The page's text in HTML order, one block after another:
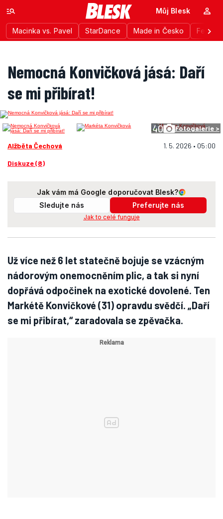
Macinka vs. Pavel StarDance Made in Česko
Můj Blesk
Nemocná Konvičková jásá: Daří
se mi přibírat!
40 Fotogalerie >
Alžběta Čechová 1. 5. 2026 • 05:00
Diskuze (8)
Jak vám má Google doporučovat Blesk?
Sledujte nás
Preferujte nás
Jak to celé funguje
Už více než 6 let statečně bojuje se vzácným
nádorovým onemocněním plic, a tak si nyní
dopřává odpočinek na exotické dovolené. Ten
Markétě Konvičkové (31) opravdu svědčí. „Daří
se mi přibírat,“ zaradovala se zpěvačka.